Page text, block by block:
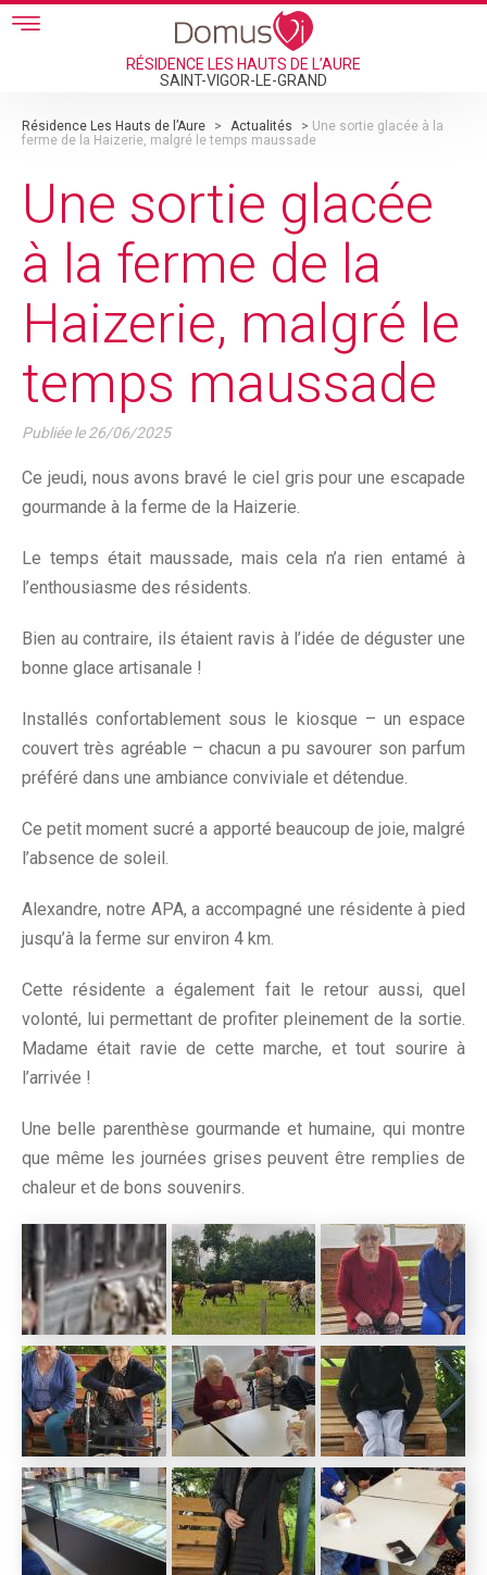
Skip to main content
RÉSIDENCE LES HAUTS DE L’AURE
SAINT-VIGOR-LE-GRAND
Résidence Les Hauts de l’Aure > Actualités > Une sortie glacée à la
ferme de la Haizerie, malgré le temps maussade
Une sortie glacée
à la ferme de la
Haizerie, malgré le
temps maussade
Publiée le26/06/2025
Ce jeudi, nous avons bravé le ciel gris pour une escapade
gourmande à la ferme de la Haizerie.
Le temps était maussade, mais cela n’a rien entamé à
l’enthousiasme des résidents.
Bien au contraire, ils étaient ravis à l’idée de déguster une
bonne glace artisanale !
Installés confortablement sous le kiosque – un espace
couvert très agréable – chacun a pu savourer son parfum
préféré dans une ambiance conviviale et détendue.
Ce petit moment sucré a apporté beaucoup de joie, malgré
l’absence de soleil.
Alexandre, notre APA, a accompagné une résidente à pied
jusqu’à la ferme sur environ 4 km.
Cette résidente a également fait le retour aussi, quel
volonté, lui permettant de profiter pleinement de la sortie.
Madame était ravie de cette marche, et tout sourire à
l’arrivée !
Une belle parenthèse gourmande et humaine, qui montre
que même les journées grises peuvent être remplies de
chaleur et de bons souvenirs.